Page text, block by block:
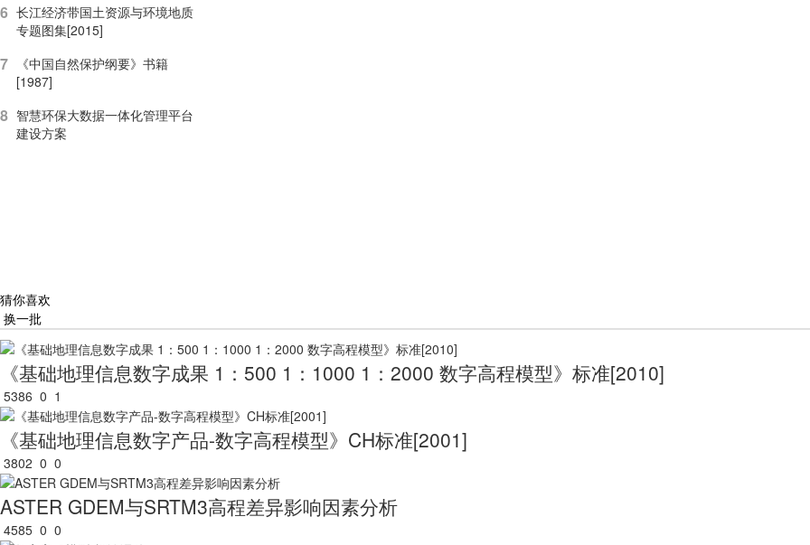
6 长江经济带国土资源与环境地质
专题图集[2015]
7
《中国自然保护纲要》书籍
[1987]
8 智慧环保大数据一体化管理平台
建设方案
猜你喜欢
换一批
《基础地理信息数字成果 1：500 1：1000 1：2000 数字高程模型》标准[2010]
5386 0 1
《基础地理信息数字产品-数字高程模型》CH标准[2001]
3802 0 0
ASTER GDEM与SRTM3高程差异影响因素分析
4585 0 0